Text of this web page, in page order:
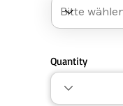
Quantity